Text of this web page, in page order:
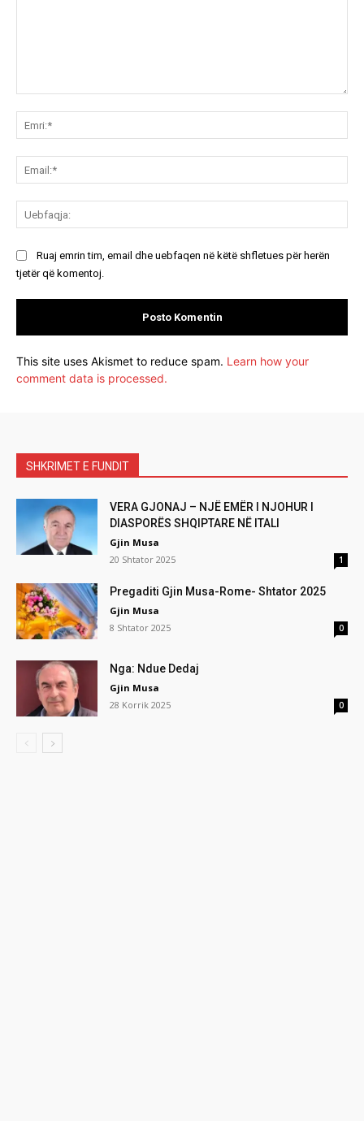
Ruaj emrin tim, email dhe uebfaqen në këtë shfletues për herën
tjetër që komentoj.
This site uses Akismet to reduce spam. Learn how your
comment data is processed.
SHKRIMET E FUNDIT
VERA GJONAJ – NJË EMËR I NJOHUR I
DIASPORËS SHQIPTARE NË ITALI
Gjin Musa
20 Shtator 2025
1
Pregaditi Gjin Musa-Rome- Shtator 2025
Gjin Musa
8 Shtator 2025
0
Nga: Ndue Dedaj
Gjin Musa
28 Korrik 2025
0